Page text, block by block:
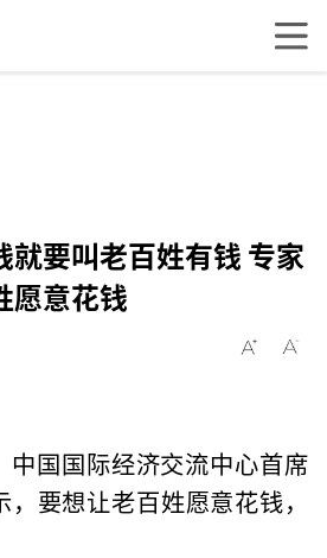
就要叫老百姓有钱 专家
愿意花钱
中国国际经济交流中心首席
要想让老百姓愿意花钱，